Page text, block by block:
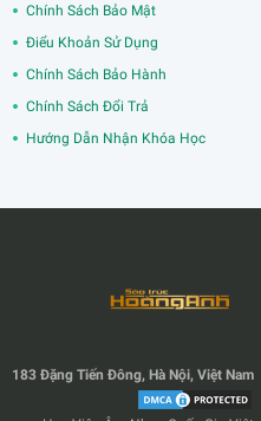
Chính Sách Bảo Mật
Điểu Khoản Sử Dụng
Chính Sách Bảo Hành
Chính Sách Đổi Trả
Hướng Dẫn Nhận Khóa Học
183 Đặng Tiến Đông, Hà Nội, Việt Nam